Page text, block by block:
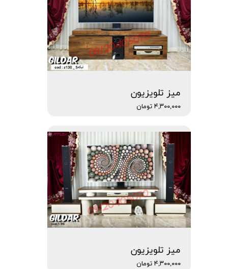
میز تلویزیون
۴,۳۰۰,۰۰۰ تومان
میز تلویزیون
۴,۳۰۰,۰۰۰ تومان